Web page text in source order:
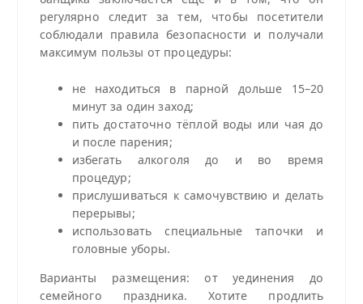
регулярно следит за тем, чтобы посетители
соблюдали правила безопасности и получали
максимум пользы от процедуры:
не находиться в парной дольше 15–20
минут за один заход;
пить достаточно тёплой воды или чая до
и после парения;
избегать алкоголя до и во время
процедур;
прислушиваться к самочувствию и делать
перерывы;
использовать специальные тапочки и
головные уборы.
Варианты размещения: от уединения до
семейного праздника. Хотите продлить